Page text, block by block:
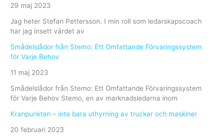
29 maj 2023
Jag heter Stefan Pettersson. I min roll som ledarskapscoach
har jag insett värdet av
Smådelslådor från Stemo: Ett Omfattande Förvaringssystem
för Varje Behov
11 maj 2023
Smådelslådor från Stemo: Ett Omfattande Förvaringssystem
för Varje Behov Stemo, en av marknadsledarna inom
Kranpunkten – inte bara uthyrning av truckar och maskiner
20 februari 2023